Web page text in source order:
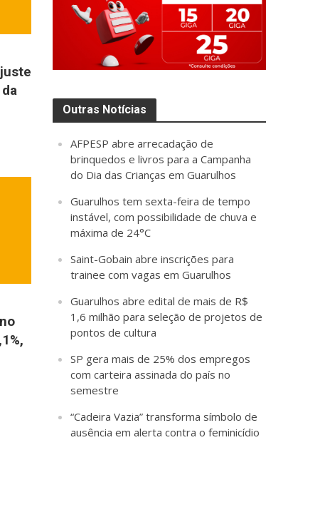
Outras Notícias
AFPESP abre arrecadação de
brinquedos e livros para a Campanha
do Dia das Crianças em Guarulhos
Guarulhos tem sexta-feira de tempo
instável, com possibilidade de chuva e
máxima de 24°C
Saint-Gobain abre inscrições para
trainee com vagas em Guarulhos
Guarulhos abre edital de mais de R$
1,6 milhão para seleção de projetos de
pontos de cultura
SP gera mais de 25% dos empregos
com carteira assinada do país no
semestre
“Cadeira Vazia” transforma símbolo de
ausência em alerta contra o feminicídio